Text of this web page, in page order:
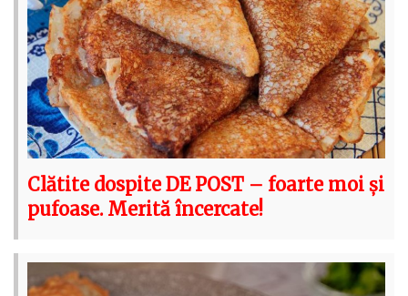
Clătite dospite DE POST – foarte moi și
pufoase. Merită încercate!